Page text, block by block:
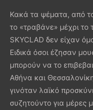
Κακά τα ψέματα, από
το «τραβάνε» μέχρι το
SKYCLAD δεν είχαν
Ειδικά όσοι έζησαν
μπορούν να το
Αθήνα και
γινόταν λαϊκό
συζητούντο για μέρες